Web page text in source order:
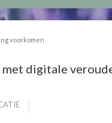
voorkomen
digitale